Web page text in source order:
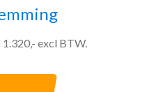
excl BTW.